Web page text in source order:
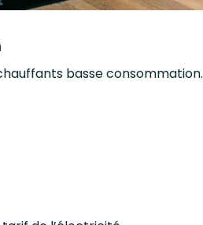
basse consommation.